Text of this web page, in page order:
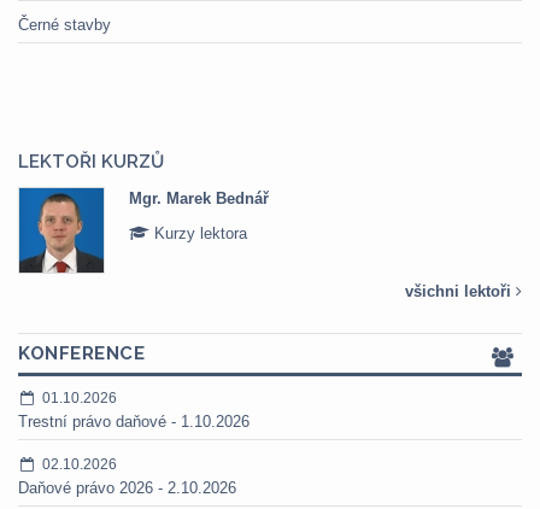
Černé stavby
LEKTOŘI KURZŮ
Mgr. Marek Bednář
Kurzy lektora
všichni lektoři
KONFERENCE
01.10.2026
Trestní právo daňové - 1.10.2026
02.10.2026
Daňové právo 2026 - 2.10.2026